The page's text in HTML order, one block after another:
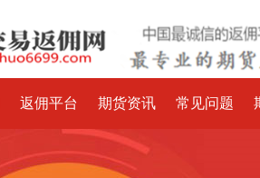
返佣平台 期货资讯 常见问题